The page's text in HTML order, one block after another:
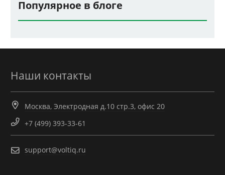
Популярное в блоге
Наши контакты
Москва, Электродная д.10 стр.3, офис 20
+7 (499) 393-33-61
support@voltiq.ru